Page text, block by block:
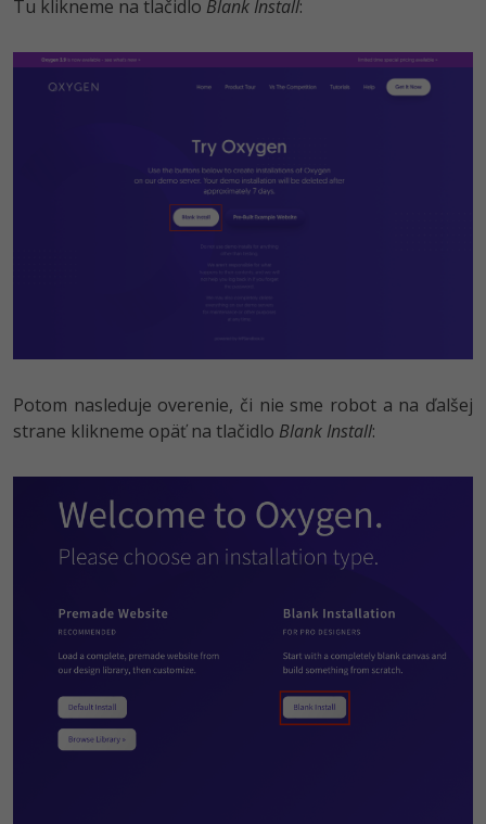
Tu klikneme na tlačidlo Blank Install:
Potom nasleduje overenie, či nie sme robot a na ďalšej
strane klikneme opäť na tlačidlo Blank Install: